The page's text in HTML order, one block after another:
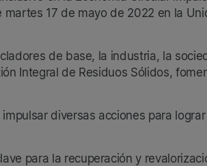
17 de mayo de 2022 en la
de base, la industria, la
Integral de Residuos Sólidos,
diversas acciones para
para la recuperación y